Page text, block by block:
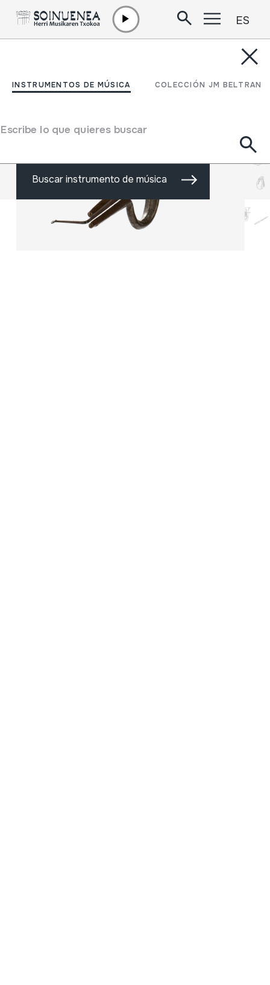
INSTRUMENTOS DE MÚSICA COLECCIÓN JM BELTRAN
Escribe lo que quieres buscar
ES
popular
Más de 1800 instrumentos de
música
Buscar instrumento de música